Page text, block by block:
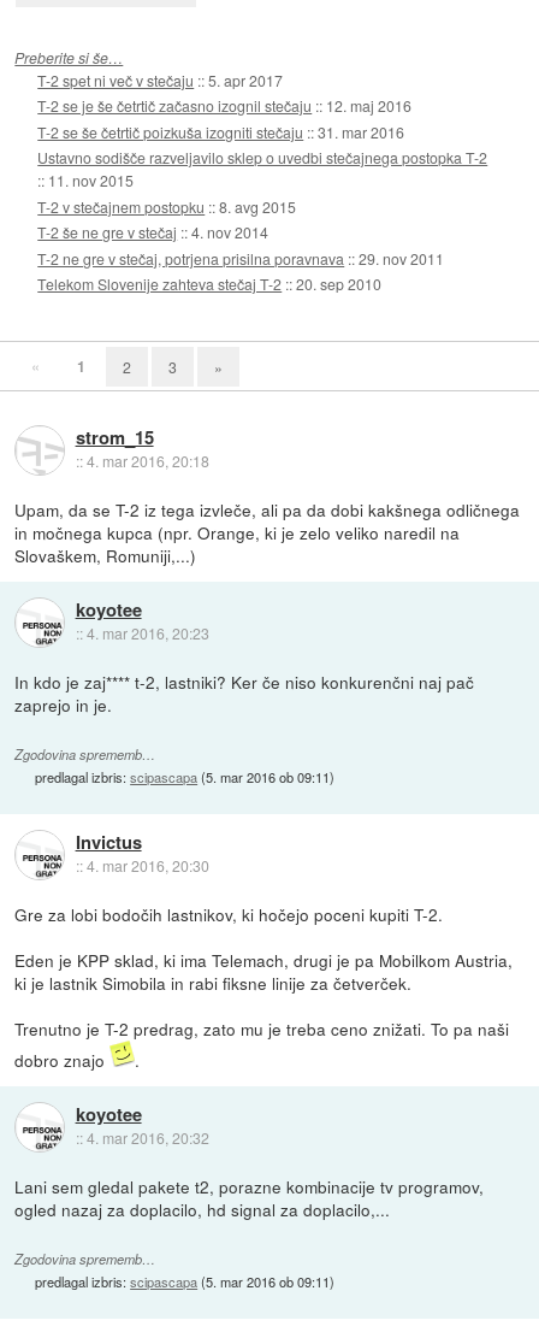
Preberite si še…
T-2 spet ni več v stečaju ::5. apr 2017
T-2 se je še četrtič začasno izognil stečaju :: 12. maj 2016
T-2 se še četrtič poizkuša izogniti stečaju ::31. mar 2016
Ustavno sodišče razveljavilo sklep o uvedbi stečajnega postopka T-2
:: 11. nov 2015
T-2 v stečajnem postopku ::8. avg 2015
T-2 še ne gre v stečaj ::4. nov 2014
T-2 ne gre v stečaj, potrjena prisilna poravnava ::29. nov 2011
Telekom Slovenije zahteva stečaj T-2 ::20. sep 2010
« 1 2 3 »
strom_15
::4. mar 2016, 20:18
Upam, da se T-2 iz tega izvleče, ali pa da dobi kakšnega odličnega
in močnega kupca (npr. Orange, ki je zelo veliko naredil na
Slovaškem, Romuniji,...)
koyotee
::4. mar 2016, 20:23
In kdo je zaj**** t-2, lastniki? Ker če niso konkurenčni naj pač
zaprejo in je.
Zgodovina sprememb…
predlagal izbris:scipascapa(5. mar 2016 ob 09:11)
Invictus
::4. mar 2016, 20:30
Gre za lobi bodočih lastnikov, ki hočejo poceni kupiti T-2.
Eden je KPP sklad, ki ima Telemach, drugi je pa Mobilkom Austria,
ki je lastnik Simobila in rabi fiksne linije za četverček.
Trenutno je T-2 predrag, zato mu je treba ceno znižati. To pa naši
dobro znajo
.
koyotee
::4. mar 2016, 20:32
Lani sem gledal pakete t2, porazne kombinacije tv programov,
ogled nazaj za doplacilo, hd signal za doplacilo,...
Zgodovina sprememb…
predlagal izbris:scipascapa(5. mar 2016 ob 09:11)